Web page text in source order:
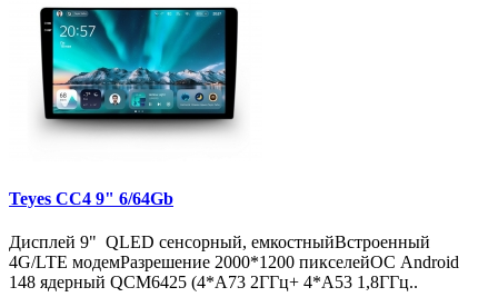
Teyes CC4 9" 6/64Gb
Дисплей 9" QLED сенсорный, емкостныйВстроенный
4G/LTE модемРазрешение 2000*1200 пикселейОС Android
148 ядерный QCM6425 (4*A73 2ГГц+ 4*A53 1,8ГГц..